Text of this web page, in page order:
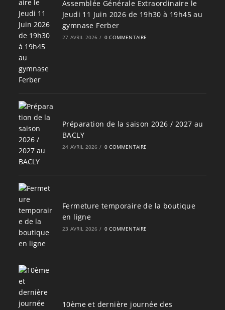
Assemblée Générale Extraordinaire le
Jeudi 11 Juin 2026 de 19h30 à 19h45 au
gymnase Ferber
27 AVRIL 2026 / 0 COMMENTAIRE
Préparation de la saison 2026 / 2027 au
BACLY
24 AVRIL 2026 / 0 COMMENTAIRE
Fermeture temporaire de la boutique
en ligne
23 AVRIL 2026 / 0 COMMENTAIRE
10ème et dernière journée des